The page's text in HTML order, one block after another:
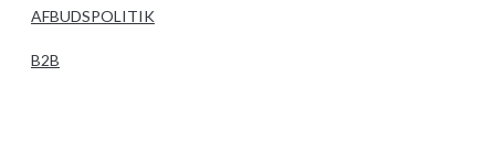
AFBUDSPOLITIK
B2B